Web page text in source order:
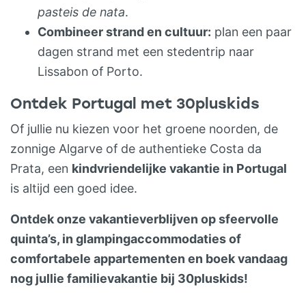
pasteis de nata.
Combineer strand en cultuur: plan een paar
dagen strand met een stedentrip naar
Lissabon of Porto.
Ontdek Portugal met 30pluskids
Of jullie nu kiezen voor het groene noorden, de
zonnige Algarve of de authentieke Costa da
Prata, een kindvriendelijke vakantie in Portugal
is altijd een goed idee.
Ontdek onze vakantieverblijven op sfeervolle
quinta’s, in glampingaccommodaties of
comfortabele appartementen en boek vandaag
nog jullie familievakantie bij 30pluskids!